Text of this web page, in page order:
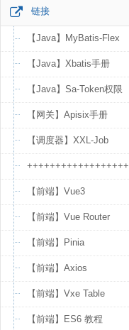
链接
【Java】MyBatis-Flex
【Java】Xbatis手册
【Java】Sa-Token权限
【网关】Apisix手册
【调度器】XXL-Job
++++++++++++++++++
【前端】Vue3
【前端】Vue Router
【前端】Pinia
【前端】Axios
【前端】Vxe Table
【前端】ES6 教程